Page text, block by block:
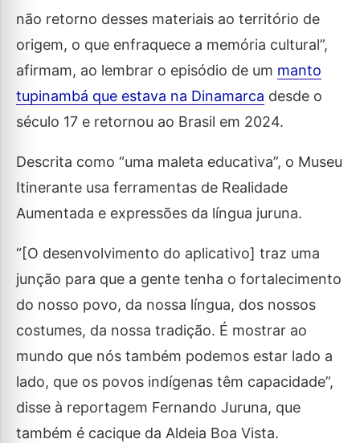
não retorno desses materiais ao território de
origem, o que enfraquece a memória cultural”,
afirmam, ao lembrar o episódio de um manto
tupinambá que estava na Dinamarca desde o
século 17 e retornou ao Brasil em 2024.
Descrita como “uma maleta educativa”, o Museu
Itinerante usa ferramentas de Realidade
Aumentada e expressões da língua juruna.
“[O desenvolvimento do aplicativo] traz uma
junção para que a gente tenha o fortalecimento
do nosso povo, da nossa língua, dos nossos
costumes, da nossa tradição. É mostrar ao
mundo que nós também podemos estar lado a
lado, que os povos indígenas têm capacidade”,
disse à reportagem Fernando Juruna, que
também é cacique da Aldeia Boa Vista.